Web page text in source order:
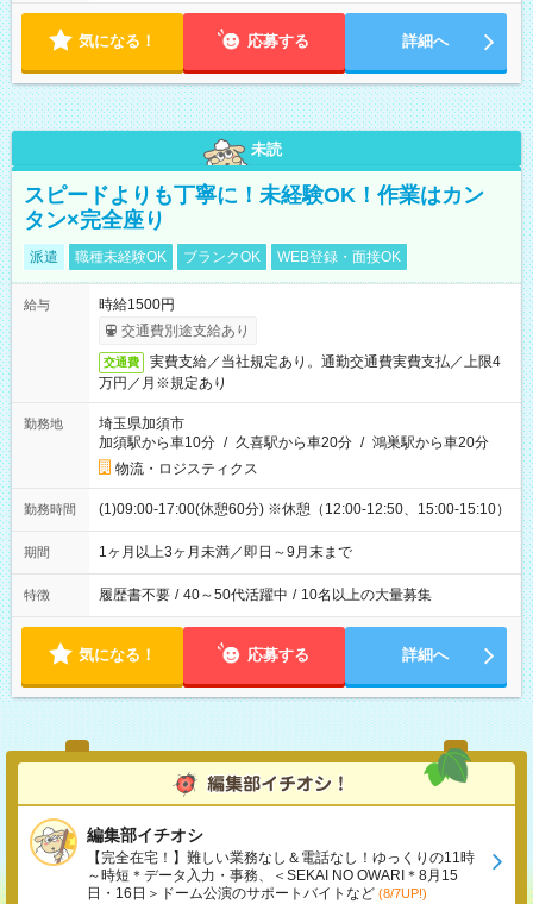
気になる！ 応募する 詳細へ
未読
スピードよりも丁寧に！未経験OK！作業はカン
タン×完全座り
派遣 職種未経験OK ブランクOK WEB登録・面接OK
給与
時給1500円
交通費別途支給あり
交通費
実費支給／当社規定あり。通勤交通費実費支払／上限4
万円／月※規定あり
勤務地
埼玉県加須市
加須駅から車10分 / 久喜駅から車20分 / 鴻巣駅から車20分
物流・ロジスティクス
勤務時間 (1)09:00-17:00(休憩60分) ※休憩（12:00-12:50、15:00-15:10）
期間 1ヶ月以上3ヶ月未満／即日～9月末まで
特徴 履歴書不要 / 40～50代活躍中 / 10名以上の大量募集
気になる！ 応募する 詳細へ
編集部イチオシ
【完全在宅！】難しい業務なし＆電話なし！ゆっくりの11時
～時短＊データ入力・事務、＜SEKAI NO OWARI＊8月15
日・16日＞ドーム公演のサポートバイトなど (8/7UP!)